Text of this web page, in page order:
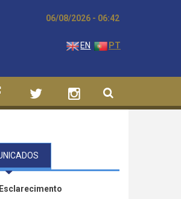
06/08/2026 - 06:42
EN PT
Esclarecimento